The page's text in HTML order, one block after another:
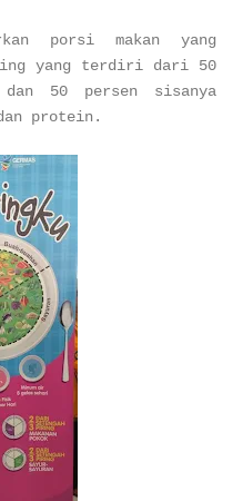
porsi makan yang
yang terdiri dari 50
50 persen sisanya
protein.